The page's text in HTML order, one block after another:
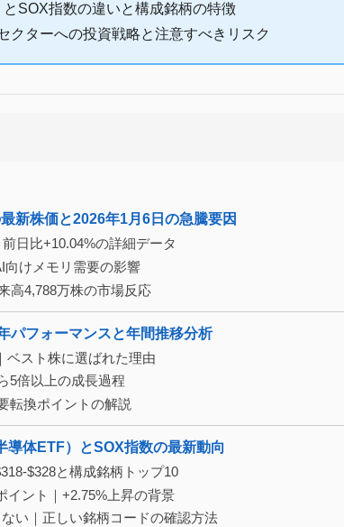
SOX指数の違いと構成銘柄の特徴
クターへの投資戦略と注意すべきリスク
新株価と2026年1月6日の急騰要因
日比+10.04%の詳細データ
向けメモリ需要の影響
高4,788万株の市場反応
パフォーマンスと年間推移分析
ベスト株に選ばれた理由
5倍以上の成長過程
転換ポイントの解説
導体ETF）とSOX指数の最新動向
$328と構成銘柄トップ10
イント｜+2.75%上昇の背景
い｜正しい銘柄コードの確認方法